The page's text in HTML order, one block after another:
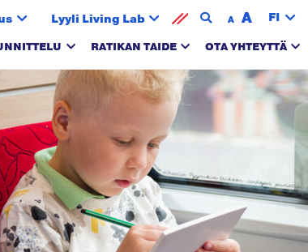
Lyyli Living Lab A A FI
RATIKAN TAIDE OTA YHTEYTTÄ